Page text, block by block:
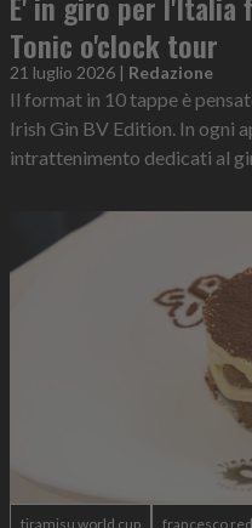
Tonic o'clock tour
21 luglio 2026 | Redazione
Il format in 10 tappe è
Irish Gin BV Edition. In ogni
intrattenimento dedicati al
tiramisu world cup francesco